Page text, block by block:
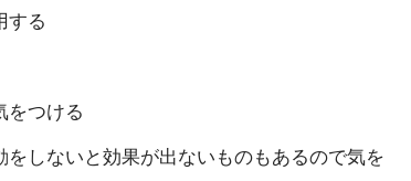
する
をつける
しないと効果が出ないものもあるので気を